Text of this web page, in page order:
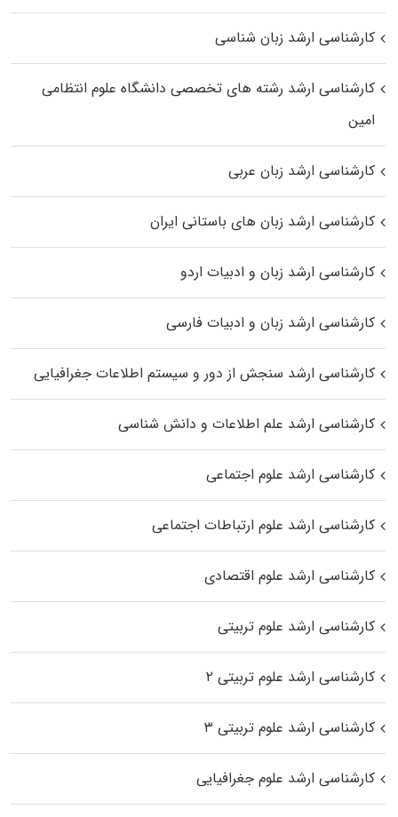
کارشناسی ارشد زبان شناسی
کارشناسی ارشد رﺷﺘﻪ ﻫﺎی تخصصی داﻧﺸﮕﺎه ﻋﻠﻮم انتظامی
اﻣﻴﻦ
کارشناسی ارشد زبان عربی
کارشناسی ارشد زبان‌ های باستانی ایران
کارشناسی ارشد زبان و ادبیات اردو
کارشناسی ارشد زبان و ادبیات فارسی
کارشناسی ارشد سنجش از دور و سیستم اطلاعات جغرافیایی
کارشناسی ارشد علم اطلاعات و دانش شناسی
کارشناسی ارشد علوم اجتماعی
کارشناسی ارشد علوم ارتباطات اجتماعی
کارشناسی ارشد علوم اقتصادی
کارشناسی ارشد علوم تربیتی
کارشناسی ارشد علوم تربیتی ۲
کارشناسی ارشد علوم تربیتی ۳
کارشناسی ارشد علوم جغرافیایی